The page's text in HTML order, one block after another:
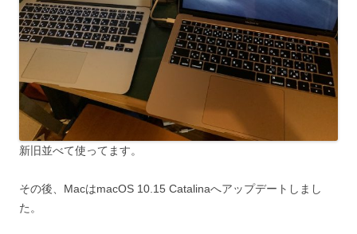
新旧並べて使ってます。
その後、MacはmacOS 10.15 Catalinaへアップデートしまし
た。